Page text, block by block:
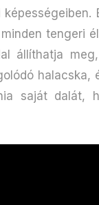
tengeri
állíthatja
halacska,
saját dalát,